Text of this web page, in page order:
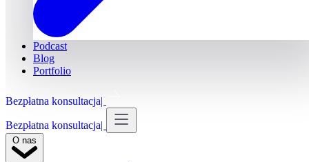
Podcast
Blog
Portfolio
Bezpłatna konsultacja
Bezpłatna konsultacja